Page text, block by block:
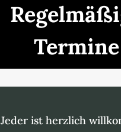
Termine
Jeder ist herzlich